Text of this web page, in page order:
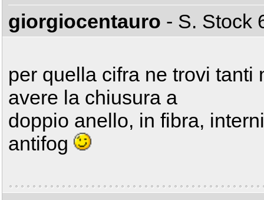
giorgiocentauro - S. Stock
per quella cifra ne trovi
avere la chiusura a
doppio anello, in fibra,
antifog